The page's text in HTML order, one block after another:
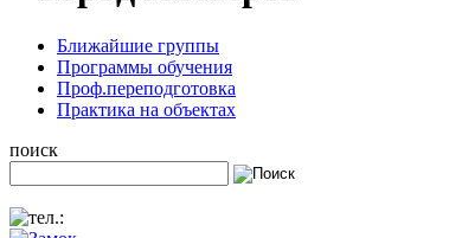
Ближайшие группы
Программы обучения
Проф.переподготовка
Практика на объектах
поиск